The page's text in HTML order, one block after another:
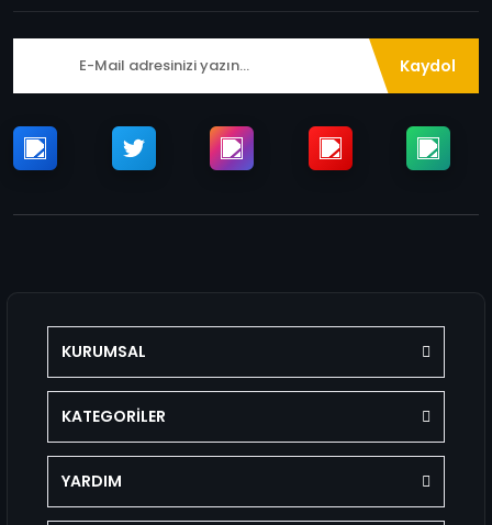
Kaydol
KURUMSAL
KATEGORİLER
YARDIM